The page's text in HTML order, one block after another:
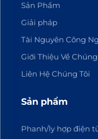
Sản Phẩm
Giải pháp
Tài Nguyên Công
Giới Thiệu Về Chúng
Liên Hệ Chúng Tôi
Sản phẩm
Phanh/ly hợp điện